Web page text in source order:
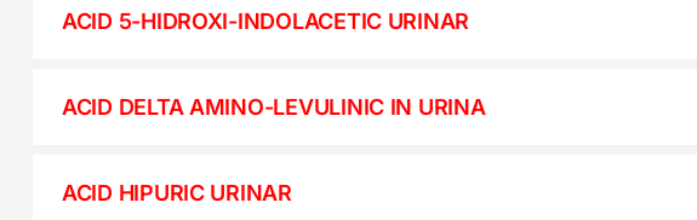
ACID 5-HIDROXI-INDOLACETIC URINAR
ACID DELTA AMINO-LEVULINIC IN URINA
ACID HIPURIC URINAR